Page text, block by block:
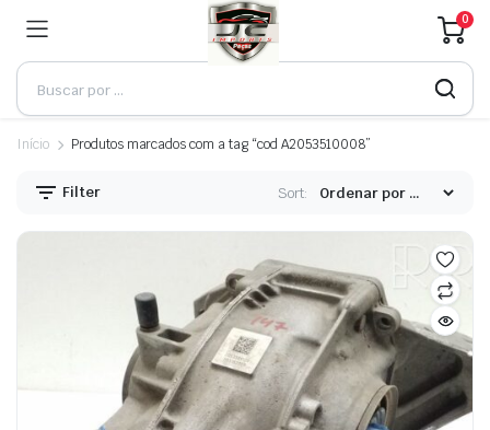
0
Início Produtos marcados com a tag “cod A2053510008”
Filter Sort: